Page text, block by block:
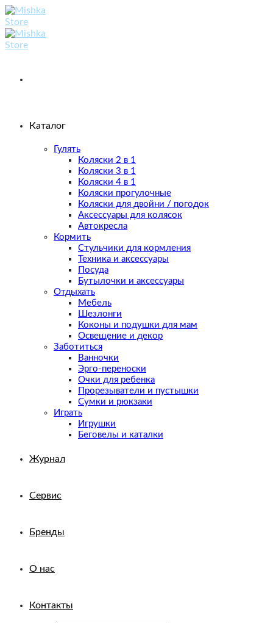
Skip
to
content
Каталог
Гулять
Коляски 2 в 1
Коляски 3 в 1
Коляски 4 в 1
Коляски прогулочные
Коляски для двойни / погодок
Аксессуары для колясок
Автокресла
Кормить
Стульчики для кормления
Техника и аксессуары
Посуда
Бутылочки и аксессуары
Отдыхать
Мебель
Шезлонги
Коконы и подушки для мам
Освещение и декор
Заботиться
Ванночки
Эрго-переноски
Очки для ребенка
Прорезыватели и пустышки
Сумки и рюкзаки
Играть
Игрушки
Беговелы и каталки
Журнал
Сервис
Бренды
О нас
Контакты